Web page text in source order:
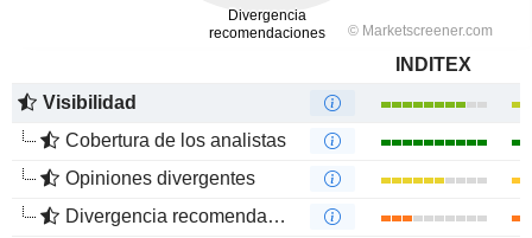
INDITEX
Visibilidad
Cobertura de los analistas
Opiniones divergentes
Divergencia recomendaciones analistas